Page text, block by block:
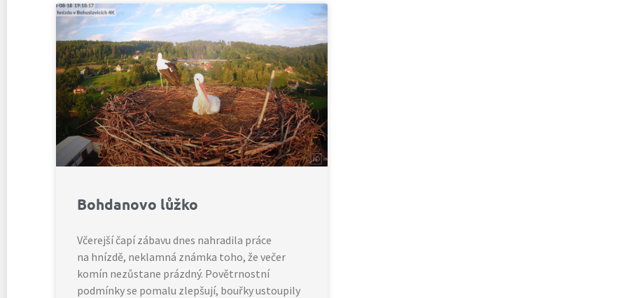
Bohdanovo lůžko
Včerejší čapí zábavu dnes nahradila práce
na hnízdě, neklamná známka toho, že večer
komín nezůstane prázdný. Povětrnostní
podmínky se pomalu zlepšují, bouřky ustoupily